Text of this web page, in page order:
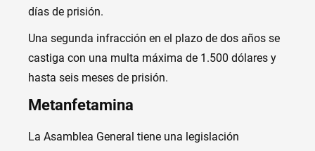
días de prisión.
Una segunda infracción en el plazo de dos años se
castiga con una multa máxima de 1.500 dólares y
hasta seis meses de prisión.
Metanfetamina
La Asamblea General tiene una legislación